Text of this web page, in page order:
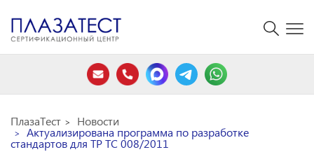
ПлазаТест Новости
Актуализирована программа по разработке
стандартов для ТР ТС 008/2011